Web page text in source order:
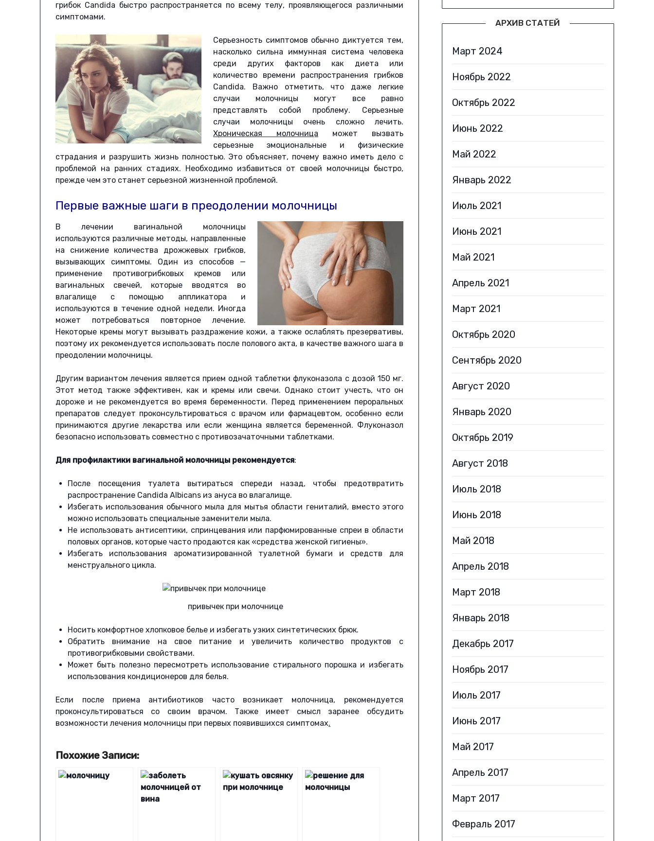
грибок Candida быстро распространяется по всему телу, проявляющегося различными
симптомами.
Серьезность симптомов обычно диктуется тем,
насколько сильна иммунная система человека
среди других факторов как диета или
количество времени распространения грибков
Candida. Важно отметить, что даже легкие
случаи молочницы могут все равно
представлять собой проблему. Серьезные
случаи молочницы очень сложно лечить.
Хроническая молочница может вызвать
серьезные эмоциональные и физические
страдания и разрушить жизнь полностью. Это объясняет, почему важно иметь дело с
проблемой на ранних стадиях. Необходимо избавиться от своей молочницы быстро,
прежде чем это станет серьезной жизненной проблемой.
Первые важные шаги в преодолении молочницы
В лечении вагинальной молочницы
используются различные методы, направленные
на снижение количества дрожжевых грибков,
вызывающих симптомы. Один из способов —
применение противогрибковых кремов или
вагинальных свечей, которые вводятся во
влагалище с помощью аппликатора и
используются в течение одной недели. Иногда
может потребоваться повторное лечение.
Некоторые кремы могут вызывать раздражение кожи, а также ослаблять презервативы,
поэтому их рекомендуется использовать после полового акта, в качестве важного шага в
преодолении молочницы.
Другим вариантом лечения является прием одной таблетки флуконазола с дозой 150 мг.
Этот метод также эффективен, как и кремы или свечи. Однако стоит учесть, что он
дороже и не рекомендуется во время беременности. Перед применением пероральных
препаратов следует проконсультироваться с врачом или фармацевтом, особенно если
принимаются другие лекарства или если женщина является беременной. Флуконазол
безопасно использовать совместно с противозачаточными таблетками.
Для профилактики вагинальной молочницы рекомендуется:
После посещения туалета вытираться спереди назад, чтобы предотвратить
распространение Candida Albicans из ануса во влагалище.
Избегать использования обычного мыла для мытья области гениталий, вместо этого
можно использовать специальные заменители мыла.
Не использовать антисептики, спринцевания или парфюмированные спреи в области
половых органов, которые часто продаются как «средства женской гигиены».
Избегать использования ароматизированной туалетной бумаги и средств для
менструального цикла.
привычек при молочнице
Носить комфортное хлопковое белье и избегать узких синтетических брюк.
Обратить внимание на свое питание и увеличить количество продуктов с
противогрибковыми свойствами.
Может быть полезно пересмотреть использование стирального порошка и избегать
использования кондиционеров для белья.
Если после приема антибиотиков часто возникает молочница, рекомендуется
проконсультироваться со своим врачом. Также имеет смысл заранее обсудить
возможности лечения молочницы при первых появившихся симптомах.
Похожие Записи:
АРХИВ СТАТЕЙ
Март 2024
Ноябрь 2022
Октябрь 2022
Июнь 2022
Май 2022
Январь 2022
Июль 2021
Июнь 2021
Май 2021
Апрель 2021
Март 2021
Октябрь 2020
Сентябрь 2020
Август 2020
Январь 2020
Октябрь 2019
Август 2018
Июль 2018
Июнь 2018
Май 2018
Апрель 2018
Март 2018
Январь 2018
Декабрь 2017
Ноябрь 2017
Июль 2017
Июнь 2017
Май 2017
Апрель 2017
Март 2017
Февраль 2017